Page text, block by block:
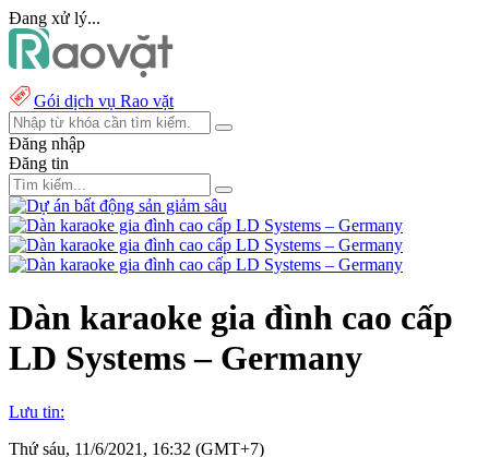
Đang xử lý...
Gói dịch vụ Rao vặt
Đăng nhập
Đăng tin
Dàn karaoke gia đình cao cấp
LD Systems – Germany
Lưu tin:
Thứ sáu, 11/6/2021, 16:32 (GMT+7)